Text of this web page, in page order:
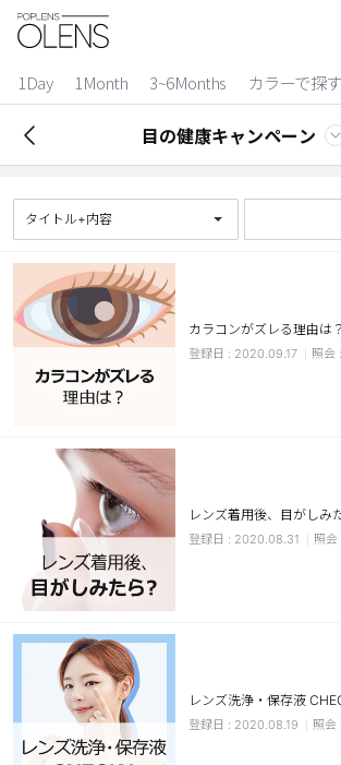
1Day 1Month 3~6Months カラーで探す
ログイン
カラコン比較
今月限定特典
ベスト
カラコン
装着期間
1 Day
2 Weeks
1 Month
カラー
ブラウン
チョコ
グレー
ヘーゼル
ブルー
透明
ハロウィンカラコン
目の健康キャンペーン
タイトル+内容
カラコンがズレる理由は？
2020.09.17
レンズ着用後、目がしみ
2020.08.31
レンズ洗浄・保存液
2020.08.19